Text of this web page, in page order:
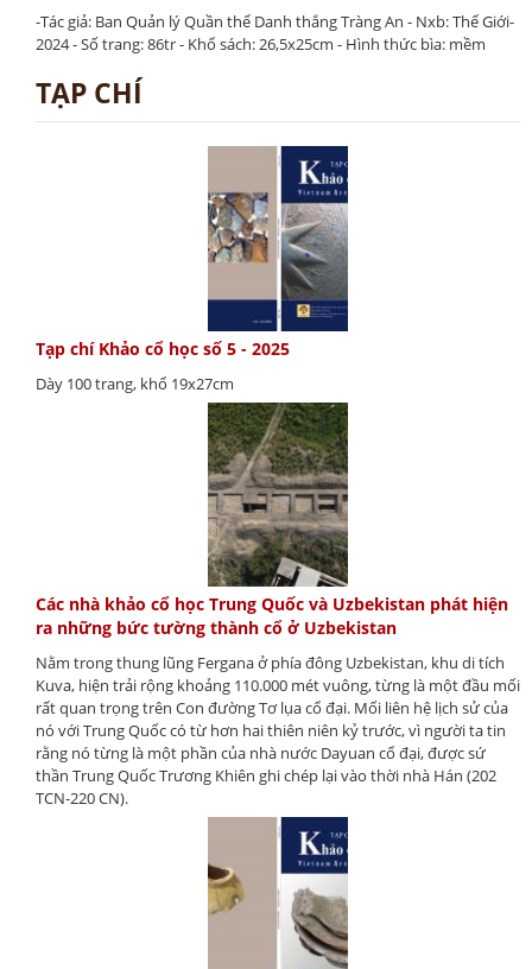
-Tác giả: Ban Quản lý Quần thể Danh thắng Tràng An - Nxb: Thế Giới-
2024 - Số trang: 86tr - Khổ sách: 26,5x25cm - Hình thức bìa: mềm
TẠP CHÍ
Tạp chí Khảo cổ học số 5 - 2025
Dày 100 trang, khổ 19x27cm
Các nhà khảo cổ học Trung Quốc và Uzbekistan phát hiện
ra những bức tường thành cổ ở Uzbekistan
Nằm trong thung lũng Fergana ở phía đông Uzbekistan, khu di tích
Kuva, hiện trải rộng khoảng 110.000 mét vuông, từng là một đầu mối
rất quan trọng trên Con đường Tơ lụa cổ đại. Mối liên hệ lịch sử của
nó với Trung Quốc có từ hơn hai thiên niên kỷ trước, vì người ta tin
rằng nó từng là một phần của nhà nước Dayuan cổ đại, được sứ
thần Trung Quốc Trương Khiên ghi chép lại vào thời nhà Hán (202
TCN-220 CN).